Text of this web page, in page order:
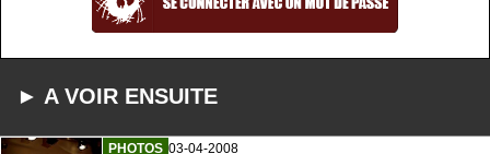
► A VOIR ENSUITE
PHOTOS 03-04-2008